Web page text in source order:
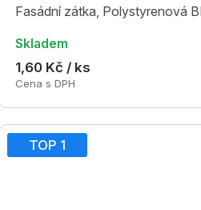
Fasádní zátka, Polystyrenová
Skladem
1,60 Kč / ks
Cena s DPH
TOP 1